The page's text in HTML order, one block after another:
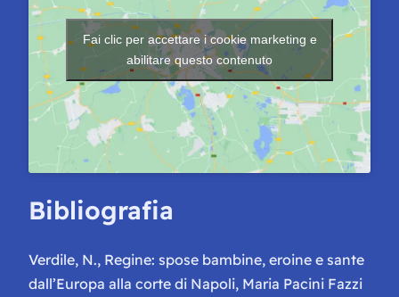
Fai clic per accettare i cookie marketing e
abilitare questo contenuto
Bibliografia
Verdile, N., Regine: spose bambine, eroine e sante
dall’Europa alla corte di Napoli, Maria Pacini Fazzi